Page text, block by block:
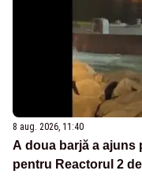
8 aug. 2026, 11:40
A doua barjă a ajuns
pentru Reactorul 2